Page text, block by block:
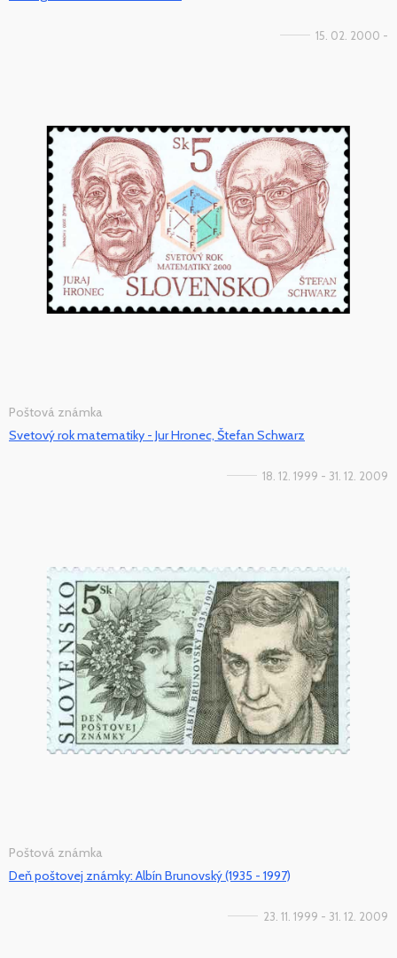
15. 02. 2000 -
Poštová známka
Svetový rok matematiky - Jur Hronec, Štefan Schwarz
18. 12. 1999 - 31. 12. 2009
Poštová známka
Deň poštovej známky: Albín Brunovský (1935 - 1997)
23. 11. 1999 - 31. 12. 2009